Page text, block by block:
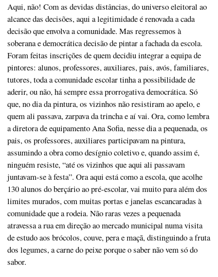
Aqui, não! Com as devidas distâncias, do universo eleitoral ao
alcance das decisões, aqui a legitimidade é renovada a cada
decisão que envolva a comunidade. Mas regressemos à
soberana e democrática decisão de pintar a fachada da escola.
Foram feitas inscrições de quem decidiu integrar a equipa de
pintores: alunos, professores, auxiliares, pais, avós, familiares,
tutores, toda a comunidade escolar tinha a possibilidade de
aderir, ou não, há sempre essa prorrogativa democrática. Só
que, no dia da pintura, os vizinhos não resistiram ao apelo, e
quem ali passava, zarpava da trincha e aí vai. Ora, como lembra
a diretora de equipamento Ana Sofia, nesse dia a pequenada, os
pais, os professores, auxiliares participavam na pintura,
assumindo a obra como desígnio coletivo e, quando assim é,
ninguém resiste, “até os vizinhos que aqui ali passavam
juntavam-se à festa”. Ora aqui está como a escola, que acolhe
130 alunos do berçário ao pré-escolar, vai muito para além dos
limites murados, com muitas portas e janelas escancaradas à
comunidade que a rodeia. Não raras vezes a pequenada
atravessa a rua em direção ao mercado municipal numa visita
de estudo aos brócolos, couve, pera e maçã, distinguindo a fruta
dos legumes, a carne do peixe porque o saber não vem só do
sabor.